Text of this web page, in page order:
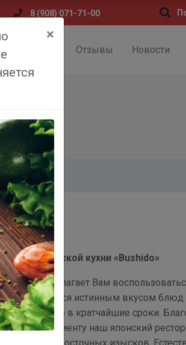
8 (908) 071-71-00
О компании Отзывы Новости
японской кухни «Bushido»
предлагает Вам
насладиться истинным вкусом блюд
свой заказ в кратчайшие сроки.
клиенту наш японский
×